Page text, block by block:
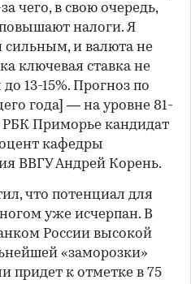
чего, в свою очередь,
налоги. Я
сильным, и валюта не
ключевая ставка не
13-15%. Прогноз по
года] — на уровне 81-
РБК Приморье кандидат
кафедры
ВВГУ Андрей Корень.
что потенциал для
уже исчерпан. В
России высокой
«заморозки»
придет к отметке в 75